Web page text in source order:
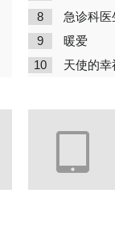
8 急诊科医
9 暖爱
10 天使的幸